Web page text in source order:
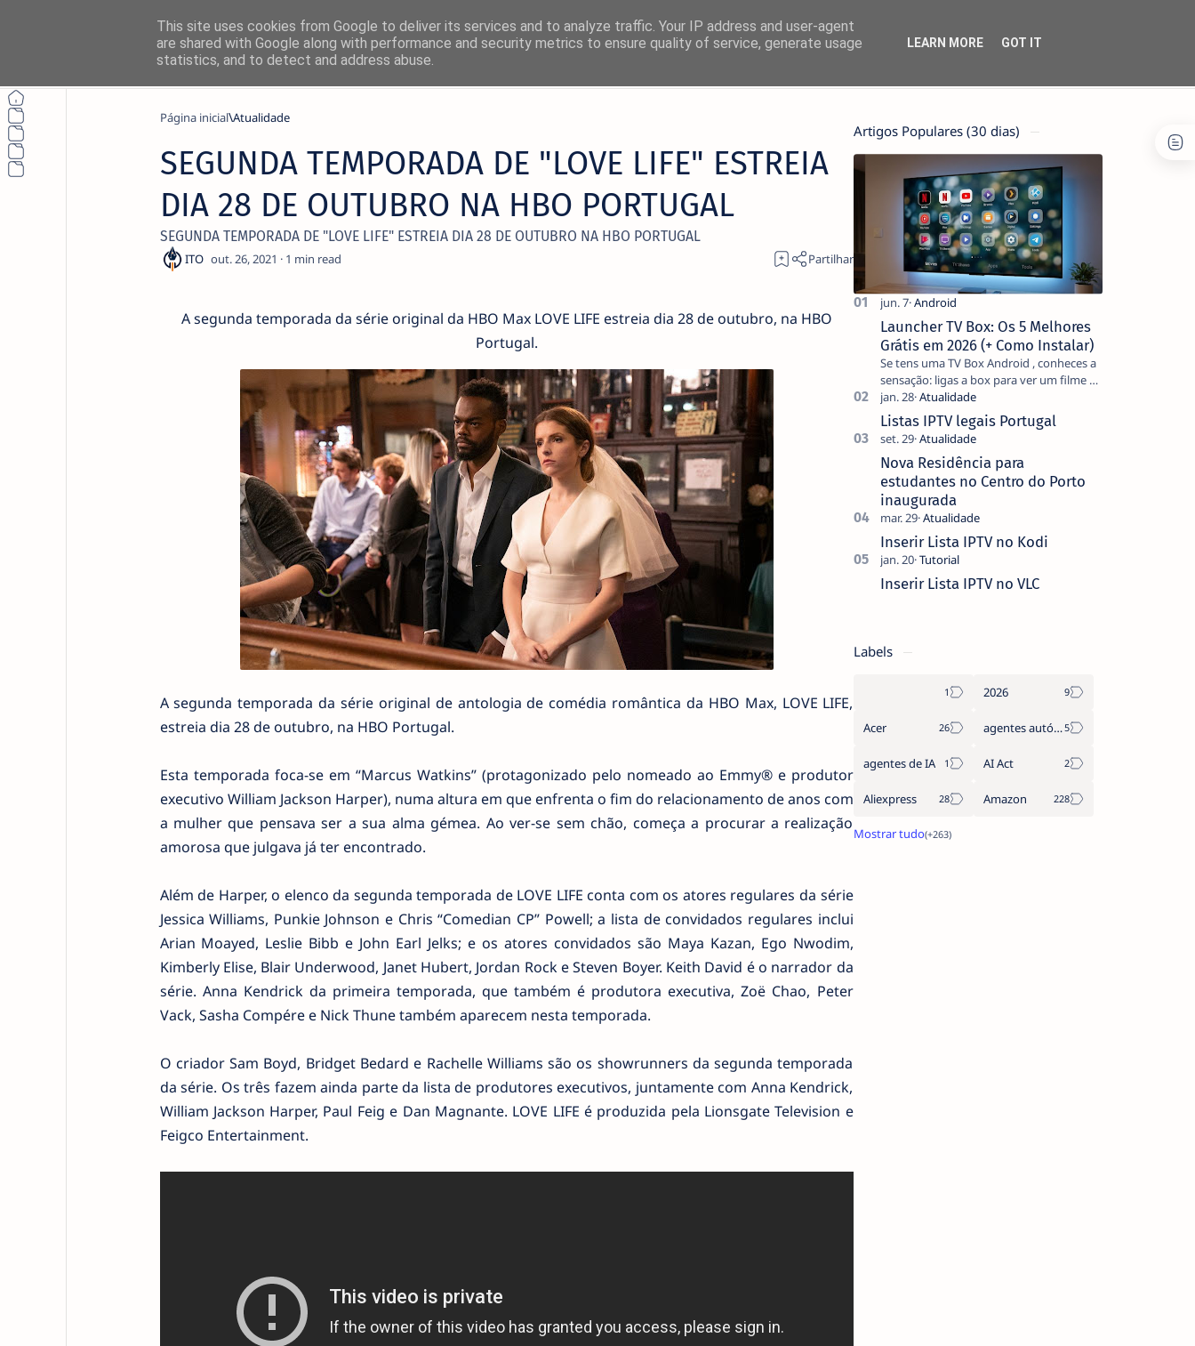
Página inicial Atualidade
SEGUNDA TEMPORADA DE "LOVE LIFE" ESTREIA
DIA 28 DE OUTUBRO NA HBO PORTUGAL
SEGUNDA TEMPORADA DE "LOVE LIFE" ESTREIA DIA 28 DE OUTUBRO NA HBO PORTUGAL
1
A segunda temporada da série original da HBO Max LOVE LIFE estreia dia 28 de outubro, na HBO
Portugal.
A segunda temporada da série original de antologia de comédia romântica da HBO Max, LOVE LIFE,
estreia dia 28 de outubro, na HBO Portugal.
Esta temporada foca-se em “Marcus Watkins” (protagonizado pelo nomeado ao Emmy® e produtor
executivo William Jackson Harper), numa altura em que enfrenta o fim do relacionamento de anos com
a mulher que pensava ser a sua alma gémea. Ao ver-se sem chão, começa a procurar a realização
amorosa que julgava já ter encontrado.
Além de Harper, o elenco da segunda temporada de LOVE LIFE conta com os atores regulares da série
Jessica Williams, Punkie Johnson e Chris “Comedian CP” Powell; a lista de convidados regulares inclui
Arian Moayed, Leslie Bibb e John Earl Jelks; e os atores convidados são Maya Kazan, Ego Nwodim,
Kimberly Elise, Blair Underwood, Janet Hubert, Jordan Rock e Steven Boyer. Keith David é o narrador da
série. Anna Kendrick da primeira temporada, que também é produtora executiva, Zoë Chao, Peter
Vack, Sasha Compére e Nick Thune também aparecem nesta temporada.
O criador Sam Boyd, Bridget Bedard e Rachelle Williams são os showrunners da segunda temporada
da série. Os três fazem ainda parte da lista de produtores executivos, juntamente com Anna Kendrick,
William Jackson Harper, Paul Feig e Dan Magnante. LOVE LIFE é produzida pela Lionsgate Television e
Feigco Entertainment.
Artigos Populares (30 dias)
Launcher TV Box: Os 5 Melhores
Grátis em 2026 (+ Como Instalar)
Se tens uma TV Box Android , conheces a
sensação: ligas a box para ver um filme e
o ecrã inicial está coberto de sugestões
que não pediste, ban…
Listas IPTV legais Portugal
Nova Residência para
estudantes no Centro do Porto
inaugurada
Inserir Lista IPTV no Kodi
Inserir Lista IPTV no VLC
Labels
2026
Acer agentes autónomos
agentes de IA AI Act
Aliexpress Amazon
This site uses cookies from Google to deliver its services and to analyze traffic. Your IP address and user-agent
are shared with Google along with performance and security metrics to ensure quality of service, generate usage
statistics, and to detect and address abuse.
LEARN MORE GOT IT